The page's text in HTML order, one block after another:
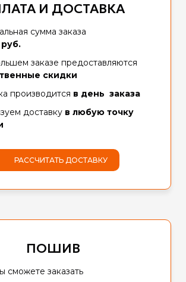
И ДОСТАВКА
сумма заказа
заказе предоставляются
скидки
производится в день заказа
доставку в любую точку
РАССЧИТАТЬ ДОСТАВКУ
ПОШИВ
сможете заказать